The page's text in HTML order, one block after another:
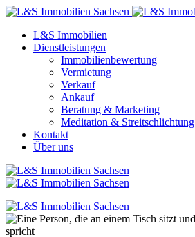
L&S Immobilien
Dienstleistungen
Immobilienbewertung
Vermietung
Verkauf
Ankauf
Beratung & Marketing
Meditation & Streitschlichtung
Kontakt
Über uns